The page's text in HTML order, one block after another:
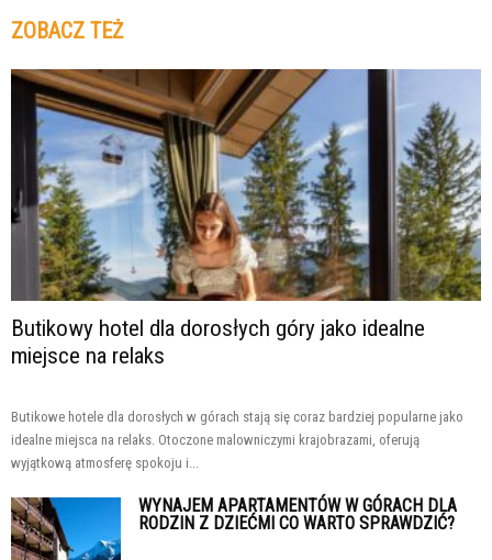
ZOBACZ TEŻ
Butikowy hotel dla dorosłych góry jako idealne
miejsce na relaks
Butikowe hotele dla dorosłych w górach stają się coraz bardziej popularne jako
idealne miejsca na relaks. Otoczone malowniczymi krajobrazami, oferują
wyjątkową atmosferę spokoju i...
WYNAJEM APARTAMENTÓW W GÓRACH DLA
RODZIN Z DZIEĆMI CO WARTO SPRAWDZIĆ?